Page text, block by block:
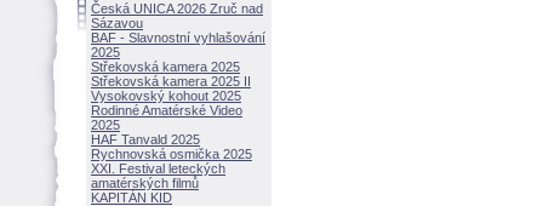
Česká UNICA 2026 Zruč nad
Sázavou
BAF - Slavnostní vyhlašování
2025
Střekovská kamera 2025
Střekovská kamera 2025 II
Vysokovský kohout 2025
Rodinné Amatérské Video
2025
HAF Tanvald 2025
Rychnovská osmička 2025
XXI. Festival leteckých
amatérských filmů
KAPITÁN KID